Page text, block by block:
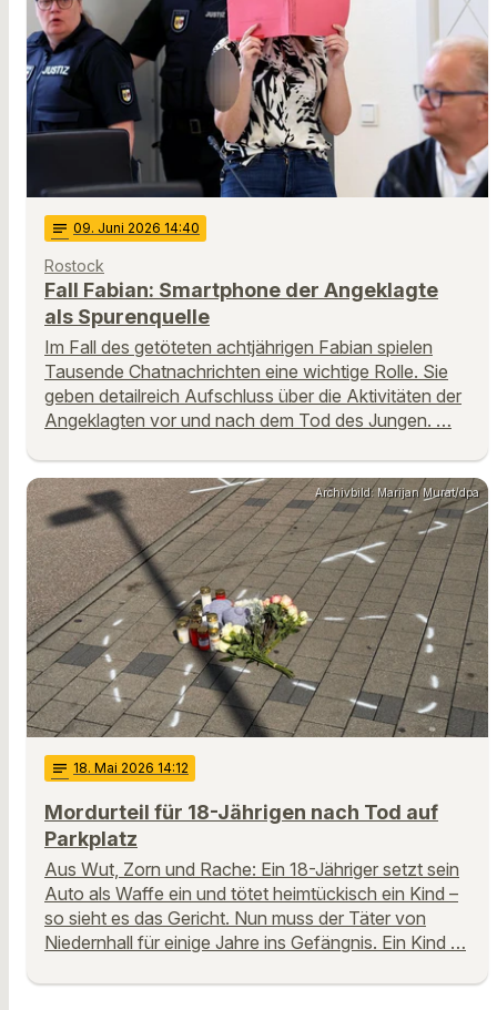
notes 09. Juni 2026 14:40
Rostock
Fall Fabian: Smartphone der Angeklagte
als Spurenquelle
Im Fall des getöteten achtjährigen Fabian spielen
Tausende Chatnachrichten eine wichtige Rolle. Sie
geben detailreich Aufschluss über die Aktivitäten der
Angeklagten vor und nach dem Tod des Jungen. …
Archivbild: Marijan Murat/dpa
notes 18. Mai 2026 14:12
Mordurteil für 18-Jährigen nach Tod auf
Parkplatz
Aus Wut, Zorn und Rache: Ein 18-Jähriger setzt sein
Auto als Waffe ein und tötet heimtückisch ein Kind –
so sieht es das Gericht. Nun muss der Täter von
Niedernhall für einige Jahre ins Gefängnis. Ein Kind …